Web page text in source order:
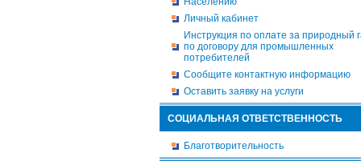
Личный кабинет
Инструкция по оплате за природный
по договору для промышленных
потребителей
Сообщите контактную информацию
Оставить заявку на услуги
СОЦИАЛЬНАЯ ОТВЕТСТВЕННОСТЬ
Благотворительность